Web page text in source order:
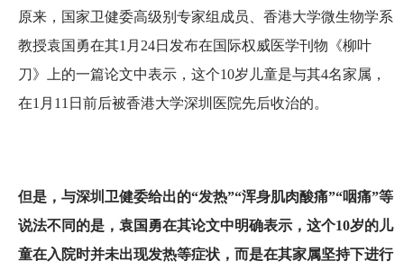
原来，国家卫健委高级别专家组成员、香港大学微生物学系
教授袁国勇在其1月24日发布在国际权威医学刊物《柳叶
刀》上的一篇论文中表示，这个10岁儿童是与其4名家属，
在1月11日前后被香港大学深圳医院先后收治的。
但是，与深圳卫健委给出的“发热”“浑身肌肉酸痛”“咽痛”等
说法不同的是，袁国勇在其论文中明确表示，这个10岁的儿
童在入院时并未出现发热等症状，而是在其家属坚持下进行